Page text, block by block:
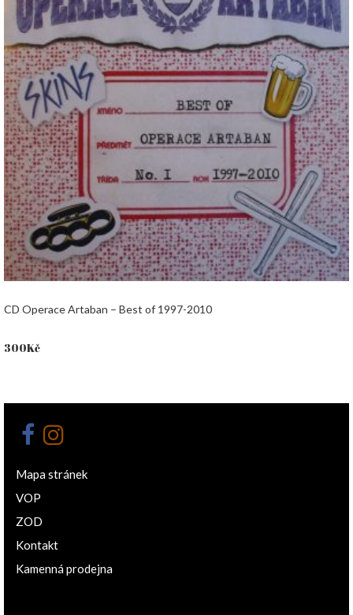
CD Operace Artaban – Best of 1997-2010
300Kč
Mapa stránek
VOP
ZOD
Kontakt
Kamenná prodejna